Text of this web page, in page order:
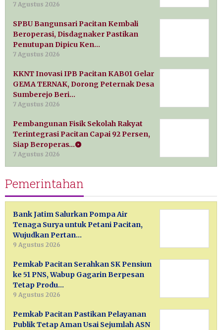
7 Agustus 2026
SPBU Bangunsari Pacitan Kembali
Beroperasi, Disdagnaker Pastikan
Penutupan Dipicu Ken…
7 Agustus 2026
KKNT Inovasi IPB Pacitan KAB01 Gelar
GEMA TERNAK, Dorong Peternak Desa
Sumberejo Beri…
7 Agustus 2026
Pembangunan Fisik Sekolah Rakyat
Terintegrasi Pacitan Capai 92 Persen,
Siap Beroperas…
7 Agustus 2026
Pemerintahan
Bank Jatim Salurkan Pompa Air
Tenaga Surya untuk Petani Pacitan,
Wujudkan Pertan…
9 Agustus 2026
Pemkab Pacitan Serahkan SK Pensiun
ke 51 PNS, Wabup Gagarin Berpesan
Tetap Produ…
9 Agustus 2026
Pemkab Pacitan Pastikan Pelayanan
Publik Tetap Aman Usai Sejumlah ASN